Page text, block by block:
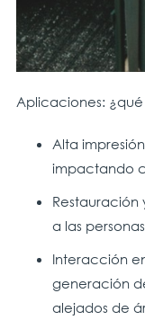
Aplicaciones:
Alta
impactando
Restauración
a las
Interacción
generación
alejados de